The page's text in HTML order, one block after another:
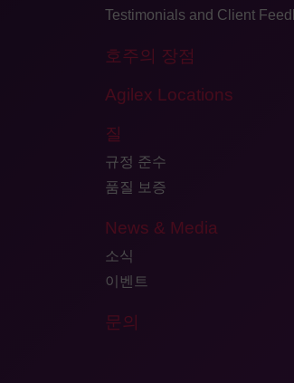
Testimonials and Client
호주의 장점
Agilex Locations
질
규정 준수
품질 보증
News & Media
소식
이벤트
문의